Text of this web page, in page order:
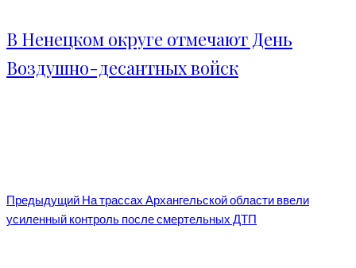
В Ненецком округе отмечают День
Воздушно-десантных войск
Предыдущий На трассах Архангельской области ввели
усиленный контроль после смертельных ДТП